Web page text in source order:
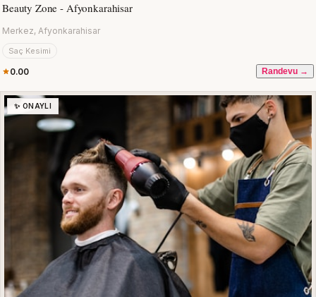
Beauty Zone - Afyonkarahisar
Merkez, Afyonkarahisar
Saç Kesimi
0.00 Randevu →
✨ ONAYLI